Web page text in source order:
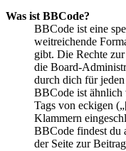
Was ist BBCode?
BBCode ist eine
weitreichende
gibt. Die Rechte
die Board-
durch dich für
BBCode ist
Tags von eckigen
Klammern
BBCode findest du
der Seite zur